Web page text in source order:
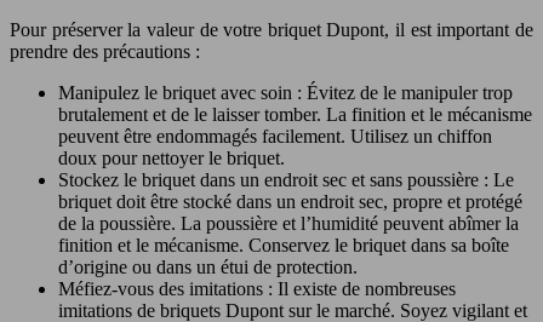
Pour préserver la valeur de votre briquet Dupont, il est important de
prendre des précautions :
Manipulez le briquet avec soin : Évitez de le manipuler trop
brutalement et de le laisser tomber. La finition et le mécanisme
peuvent être endommagés facilement. Utilisez un chiffon
doux pour nettoyer le briquet.
Stockez le briquet dans un endroit sec et sans poussière : Le
briquet doit être stocké dans un endroit sec, propre et protégé
de la poussière. La poussière et l’humidité peuvent abîmer la
finition et le mécanisme. Conservez le briquet dans sa boîte
d’origine ou dans un étui de protection.
Méfiez-vous des imitations : Il existe de nombreuses
imitations de briquets Dupont sur le marché. Soyez vigilant et